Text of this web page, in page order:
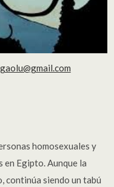
homosexuales y
en Egipto. Aunque la
continúa siendo un tabú